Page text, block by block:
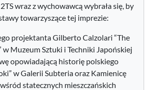
wraz z wychowawcą wybrała się, by
towarzyszące tej imprezie:
projektanta Gilberto Calzolari “The
Muzeum Sztuki i Techniki Japońskiej
opowiadającą historię polskiego
w Galerii Subteria oraz Kamienicę
statecznych mieszczańskich